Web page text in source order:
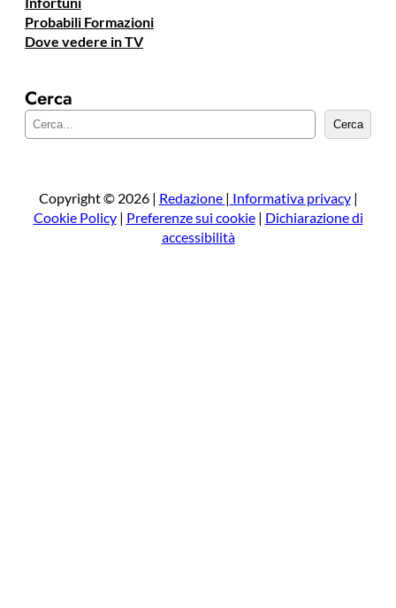
Probabili Formazioni
Dove vedere in TV
Cerca
e
a
Cerca
Copyright © 2026 | Redazione | Informativa privacy|
Cookie Policy| Preferenze sui cookie| Dichiarazione di
accessibilità